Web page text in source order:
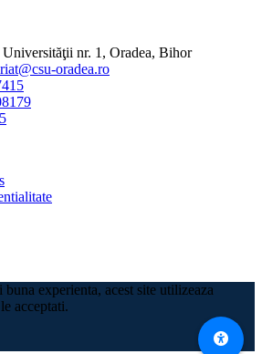
Universităţii nr. 1, Oradea, Bihor
oradea.ro
experienta, acest site utilizeaza
acceptati.